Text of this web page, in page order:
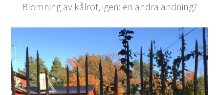
Blomning av kålrot, igen: en andra andning?